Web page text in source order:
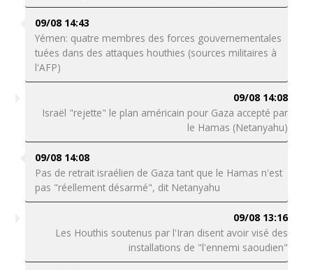
09/08 14:43
Yémen: quatre membres des forces gouvernementales
tuées dans des attaques houthies (sources militaires à
l'AFP)
09/08 14:08
Israël "rejette" le plan américain pour Gaza accepté par
le Hamas (Netanyahu)
09/08 14:08
Pas de retrait israélien de Gaza tant que le Hamas n'est
pas "réellement désarmé", dit Netanyahu
09/08 13:16
Les Houthis soutenus par l'Iran disent avoir visé des
installations de "l'ennemi saoudien"